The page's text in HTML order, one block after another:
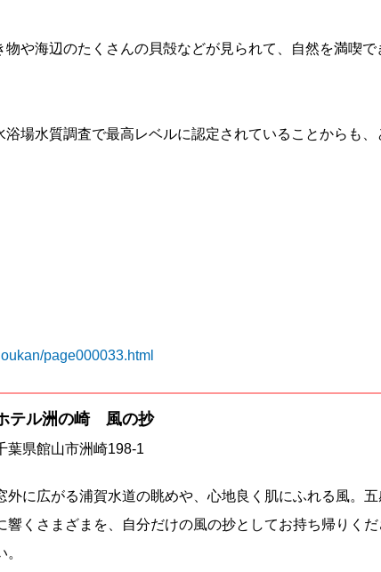
や海辺のたくさんの貝殻などが見られて、自然を満喫で
場水質調査で最高レベルに認定されていることからも、
page000033.html
テル洲の崎 風の抄
葉県館山市洲崎198-1
外に広がる浦賀水道の眺めや、心地良く肌にふれる風。五
響くさまざまを、自分だけの風の抄としてお持ち帰りくだ
。